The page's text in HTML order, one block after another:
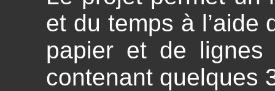
et du temps à l’aide
papier et de lignes
contenant quelques